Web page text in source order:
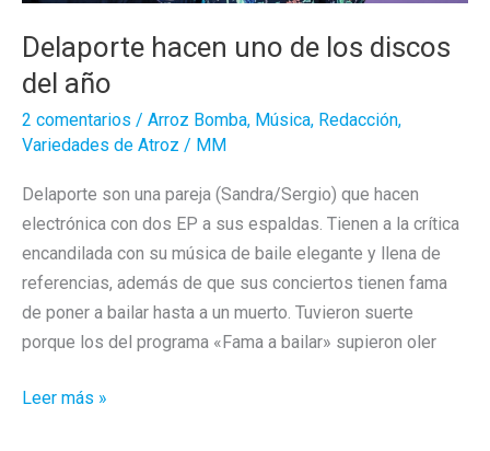
Delaporte hacen uno de los discos
del año
2 comentarios / Arroz Bomba, Música, Redacción,
Variedades de Atroz / MM
Delaporte son una pareja (Sandra/Sergio) que hacen
electrónica con dos EP a sus espaldas. Tienen a la crítica
encandilada con su música de baile elegante y llena de
referencias, además de que sus conciertos tienen fama
de poner a bailar hasta a un muerto. Tuvieron suerte
porque los del programa «Fama a bailar» supieron oler
Delaporte
Leer más »